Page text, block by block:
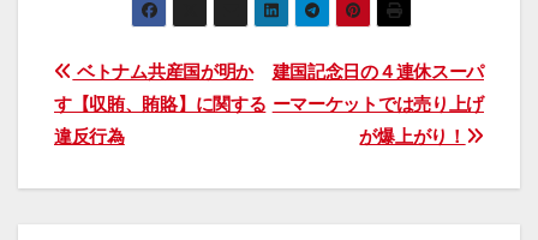
投
稿
ナ
建国記念日の４連休スーパ
ーマーケットでは売り上げ
が爆上がり！
ベトナム共産国が明か
す【収賄、賄賂】に関する
違反行為